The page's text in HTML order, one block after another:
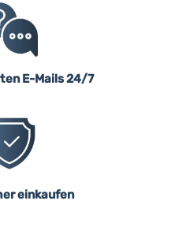
E-Mails 24/7
einkaufen